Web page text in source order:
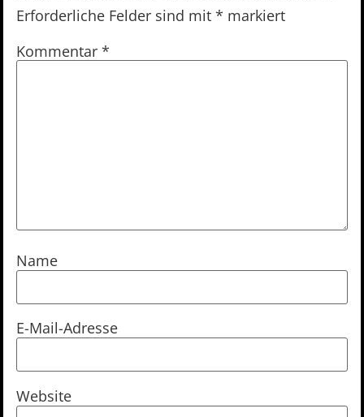
Erforderliche Felder sind mit * markiert
Kommentar *
Name
E-Mail-Adresse
Website